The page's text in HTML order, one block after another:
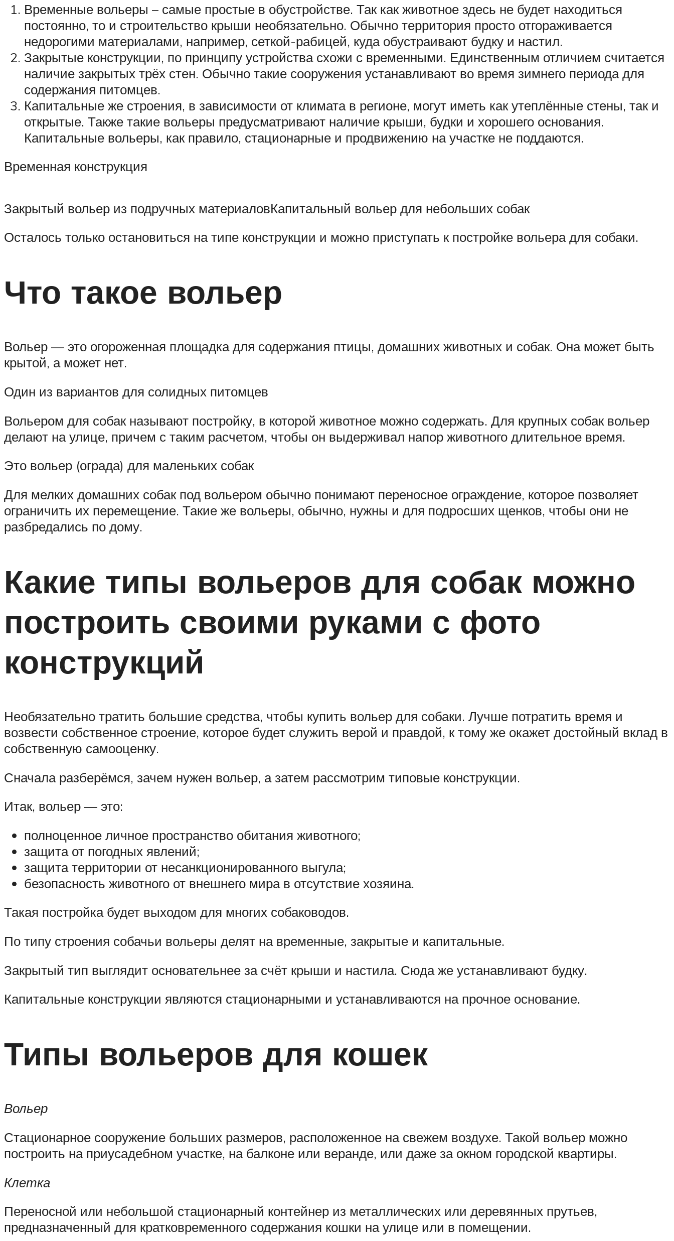
Временные вольеры – самые простые в обустройстве. Так как животное здесь не будет находиться
постоянно, то и строительство крыши необязательно. Обычно территория просто отгораживается
недорогими материалами, например, сеткой-рабицей, куда обустраивают будку и настил.
Закрытые конструкции, по принципу устройства схожи с временными. Единственным отличием считается
наличие закрытых трёх стен. Обычно такие сооружения устанавливают во время зимнего периода для
содержания питомцев.
Капитальные же строения, в зависимости от климата в регионе, могут иметь как утеплённые стены, так и
открытые. Также такие вольеры предусматривают наличие крыши, будки и хорошего основания.
Капитальные вольеры, как правило, стационарные и продвижению на участке не поддаются.
Временная конструкция
Закрытый вольер из подручных материаловКапитальный вольер для небольших собак
Осталось только остановиться на типе конструкции и можно приступать к постройке вольера для собаки.
Что такое вольер
Вольер — это огороженная площадка для содержания птицы, домашних животных и собак. Она может быть
крытой, а может нет.
Один из вариантов для солидных питомцев
Вольером для собак называют постройку, в которой животное можно содержать. Для крупных собак вольер
делают на улице, причем с таким расчетом, чтобы он выдерживал напор животного длительное время.
Это вольер (ограда) для маленьких собак
Для мелких домашних собак под вольером обычно понимают переносное ограждение, которое позволяет
ограничить их перемещение. Такие же вольеры, обычно, нужны и для подросших щенков, чтобы они не
разбредались по дому.
Какие типы вольеров для собак можно
построить своими руками с фото
конструкций
Необязательно тратить большие средства, чтобы купить вольер для собаки. Лучше потратить время и
возвести собственное строение, которое будет служить верой и правдой, к тому же окажет достойный вклад в
собственную самооценку.
Сначала разберёмся, зачем нужен вольер, а затем рассмотрим типовые конструкции.
Итак, вольер — это:
полноценное личное пространство обитания животного;
защита от погодных явлений;
защита территории от несанкционированного выгула;
безопасность животного от внешнего мира в отсутствие хозяина.
Такая постройка будет выходом для многих собаководов.
По типу строения собачьи вольеры делят на временные, закрытые и капитальные.
Закрытый тип выглядит основательнее за счёт крыши и настила. Сюда же устанавливают будку.
Капитальные конструкции являются стационарными и устанавливаются на прочное основание.
Типы вольеров для кошек
Вольер
Стационарное сооружение больших размеров, расположенное на свежем воздухе. Такой вольер можно
построить на приусадебном участке, на балконе или веранде, или даже за окном городской квартиры.
Клетка
Переносной или небольшой стационарный контейнер из металлических или деревянных прутьев,
предназначенный для кратковременного содержания кошки на улице или в помещении.